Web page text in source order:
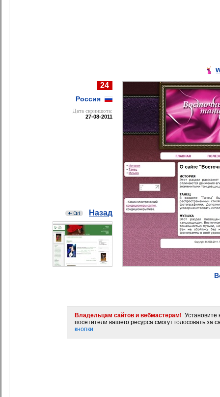
24
Россия
Дата cкриншота:
27-08-2011
Назад
Владельцам сайтов и вебмастерам! Установите
посетители вашего ресурса смогут голосовать за
кнопки